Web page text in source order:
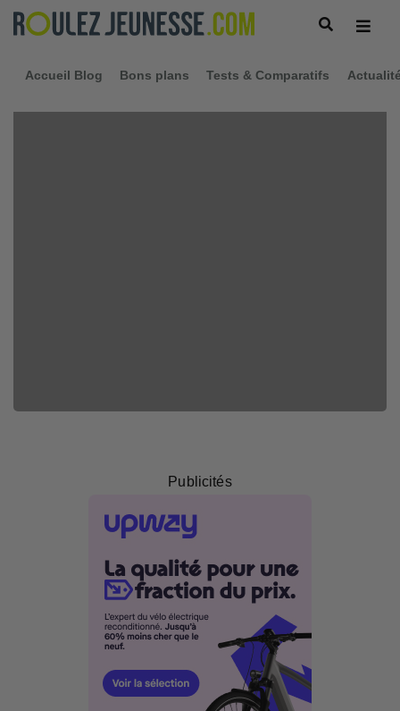
Accueil Blog Bons plans Tests & Comparatifs
Publicités